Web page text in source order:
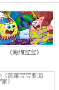
《海绵宝宝》